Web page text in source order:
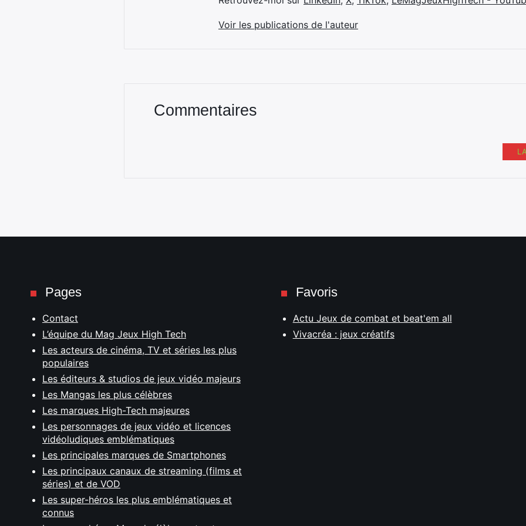
Voir les publications de l'auteur
Commentaires
Pages
Contact
L’équipe du Mag Jeux High Tech
Les acteurs de cinéma, TV et séries les plus
populaires
Les éditeurs & studios de jeux vidéo majeurs
Les Mangas les plus célèbres
Les marques High-Tech majeures
Les personnages de jeux vidéo et licences
vidéoludiques emblématiques
Les principales marques de Smartphones
Les principaux canaux de streaming (films et
séries) et de VOD
Les super-héros les plus emblématiques et
connus
Favoris
Actu Jeux de combat et beat'em all
Vivacréa : jeux créatifs